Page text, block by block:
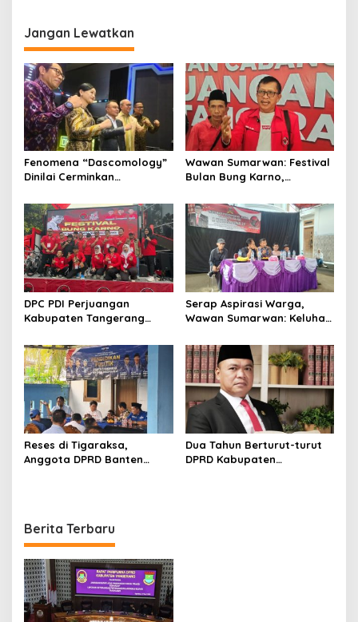
o
s
Fraksi LKPJ 2025
Jangan Lewatkan
Fenomena “Dascomology”
Dinilai Cerminkan
Politik dalam Menjaga
Kepercayaan Publik
Wawan Sumarwan: Festival
Bulan Bung Karno,
Gotong Royong dan
Kepedulian Sosial
DPC PDI Perjuangan
Kabupaten Tangerang
Bung Karno Lewat Festival
Bulan Bung Karno
Serap Aspirasi Warga,
Wawan Sumarwan: Keluhan
hingga Bansos Mengemuka
Reses di Tigaraksa,
Anggota DPRD Banten
Dua Tahun Berturut-turut
DPRD Kabupaten
Berita Terbaru